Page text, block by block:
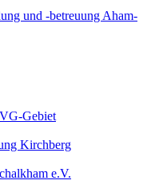
und -betreuung Aham-
Gebiet
Kirchberg
e.V.